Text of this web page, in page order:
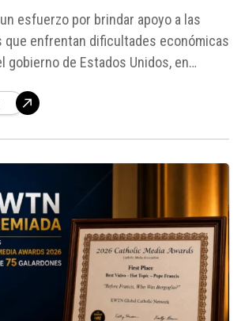
esfuerzo por brindar apoyo a las
que enfrentan dificultades económicas
gobierno de Estados Unidos, en
con ayuda humanitaria a la isla.